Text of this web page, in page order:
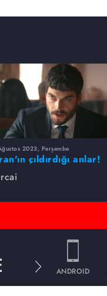
2023, Perşembe
çıldırdığı anlar!
ANDROID